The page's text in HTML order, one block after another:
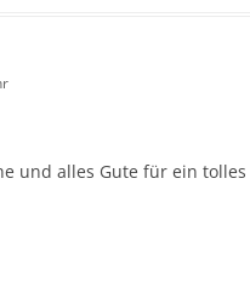
und alles Gute für ein tolles